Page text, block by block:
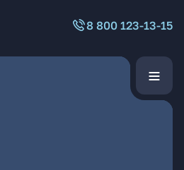
8 800 123-13-15